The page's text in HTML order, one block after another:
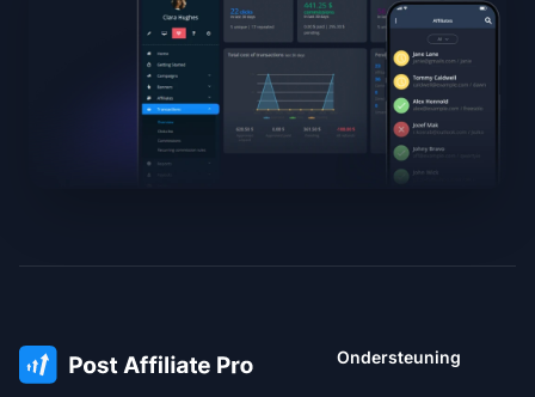
Ondersteuning